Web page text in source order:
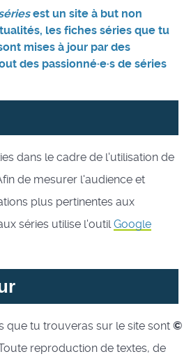
est un site à but non
les fiches séries que tu
mises à jour par des
des passionné·e·s de séries
dans le cadre de l'utilisation de
de mesurer l'audience et
plus pertinentes aux
séries utilise l'outilGoogle
que tu trouveras sur le site sont ©
reproduction de textes, de